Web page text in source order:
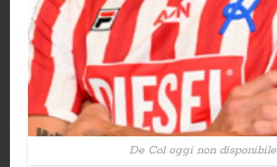
De Col oggi non disponibile